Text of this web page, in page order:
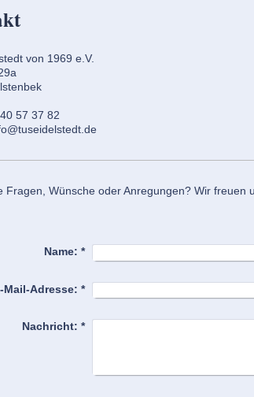
von 1969 e.V.
57 37 82
Fragen, Wünsche oder Anregungen? Wir freuen
Name: *
Mail-Adresse: *
Nachricht: *